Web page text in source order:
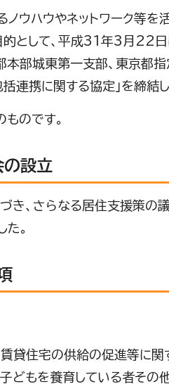
ノウハウやネットワーク等
として、平成31年3月22
部城東第一支部、東京都指
連携に関する協定」を締結し
のです。
設立
き、さらなる居住支援策の
。
貸住宅の供給の促進等に
子どもを養育している者そ